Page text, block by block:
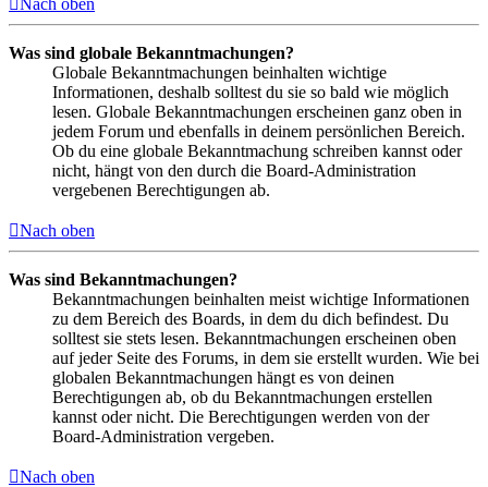
Was sind globale Bekanntmachungen?
Globale Bekanntmachungen beinhalten wichtige
Informationen, deshalb solltest du sie so bald wie möglich
lesen. Globale Bekanntmachungen erscheinen ganz oben in
jedem Forum und ebenfalls in deinem persönlichen Bereich.
Ob du eine globale Bekanntmachung schreiben kannst oder
nicht, hängt von den durch die Board-Administration
vergebenen Berechtigungen ab.
Nach oben
Was sind Bekanntmachungen?
Bekanntmachungen beinhalten meist wichtige Informationen
zu dem Bereich des Boards, in dem du dich befindest. Du
solltest sie stets lesen. Bekanntmachungen erscheinen oben
auf jeder Seite des Forums, in dem sie erstellt wurden. Wie bei
globalen Bekanntmachungen hängt es von deinen
Berechtigungen ab, ob du Bekanntmachungen erstellen
kannst oder nicht. Die Berechtigungen werden von der
Board-Administration vergeben.
Nach oben